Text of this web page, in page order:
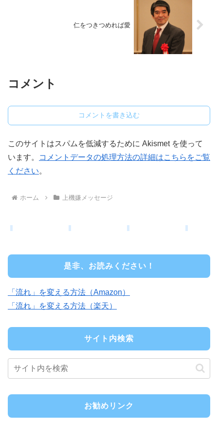
仁をつきつめれば愛
コメント
コメントを書き込む
このサイトはスパムを低減するために Akismet を使って
います。
コメントデータの処理方法の詳細はこちらをご覧
ください。
ホーム 上機嫌メッセージ
是非、お読みください！
「流れ」を変える方法（Amazon）
「流れ」を変える方法（楽天）
サイト内検索
お勧めリンク